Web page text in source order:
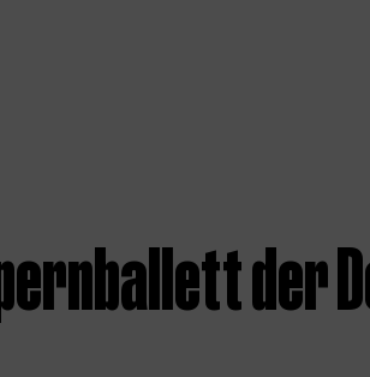
der